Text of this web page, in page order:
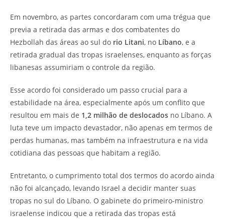
Em novembro, as partes concordaram com uma trégua que
previa a retirada das armas e dos combatentes do
Hezbollah das áreas ao sul do rio Litani, no Líbano, e a
retirada gradual das tropas israelenses, enquanto as forças
libanesas assumiriam o controle da região.
Esse acordo foi considerado um passo crucial para a
estabilidade na área, especialmente após um conflito que
resultou em mais de 1,2 milhão de deslocados no Líbano. A
luta teve um impacto devastador, não apenas em termos de
perdas humanas, mas também na infraestrutura e na vida
cotidiana das pessoas que habitam a região.
Entretanto, o cumprimento total dos termos do acordo ainda
não foi alcançado, levando Israel a decidir manter suas
tropas no sul do Líbano. O gabinete do primeiro-ministro
israelense indicou que a retirada das tropas está